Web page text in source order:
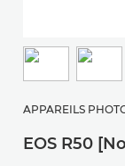
APPAREILS
EOS R50